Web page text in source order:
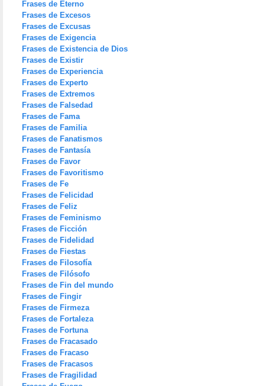
Frases de Eterno
Frases de Excesos
Frases de Excusas
Frases de Exigencia
Frases de Existencia de Dios
Frases de Existir
Frases de Experiencia
Frases de Experto
Frases de Extremos
Frases de Falsedad
Frases de Fama
Frases de Familia
Frases de Fanatismos
Frases de Fantasía
Frases de Favor
Frases de Favoritismo
Frases de Fe
Frases de Felicidad
Frases de Feliz
Frases de Feminismo
Frases de Ficción
Frases de Fidelidad
Frases de Fiestas
Frases de Filosofía
Frases de Filósofo
Frases de Fin del mundo
Frases de Fingir
Frases de Firmeza
Frases de Fortaleza
Frases de Fortuna
Frases de Fracasado
Frases de Fracaso
Frases de Fracasos
Frases de Fragilidad